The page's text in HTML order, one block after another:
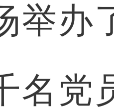
举办
名党